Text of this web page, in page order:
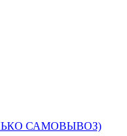
САМОВЫВОЗ)